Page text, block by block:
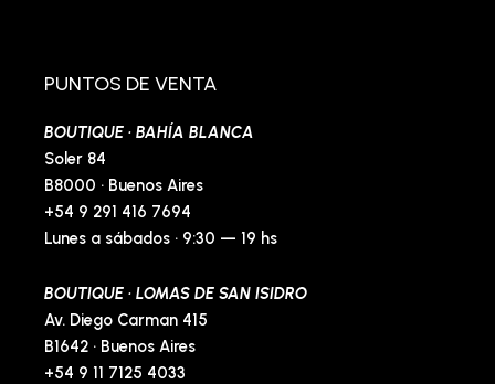
o
k
f
PUNTOS DE VENTA
BOUTIQUE · BAHÍA BLANCA
Soler 84
B8000 · Buenos Aires
+54 9 291 416 7694
Lunes a sábados · 9:30 — 19 hs
BOUTIQUE · LOMAS DE SAN ISIDRO
Av. Diego Carman 415
B1642 · Buenos Aires
+54 9 11 7125 4033